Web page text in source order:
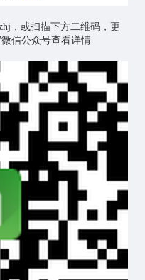
，或扫描下方二维码，更
信公众号查看详情